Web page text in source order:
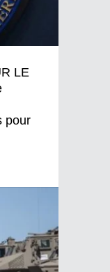
LE
pour